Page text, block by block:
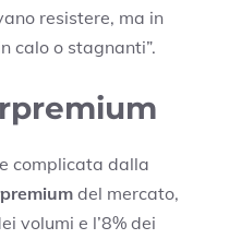
resistere, ma in
calo o stagnanti”.
complicata dalla
del mercato,
volumi e l’8% dei